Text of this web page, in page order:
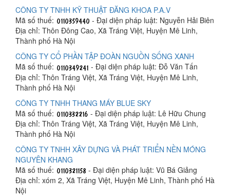
CÔNG TY TNHH KỸ THUẬT ĐĂNG KHOA P.A.V
Mã số thuế:
- Đại diện pháp luật: Nguyễn Hải Biên
Địa chỉ: Thôn Đông Cao, Xã Tráng Việt, Huyện Mê Linh,
Thành phố Hà Nội
CÔNG TY CỔ PHẦN TẬP ĐOÀN NGUỒN SỐNG XANH
Mã số thuế:
- Đại diện pháp luật: Đỗ Văn Tấn
Địa chỉ: Thôn Tráng Việt, Xã Tráng Việt, Huyện Mê Linh,
Thành phố Hà Nội
CÔNG TY TNHH THANG MÁY BLUE SKY
Mã số thuế:
- Đại diện pháp luật: Lê Hữu Chung
Địa chỉ: Thôn Tráng Việt, Xã Tráng Việt, Huyện Mê Linh,
Thành phố Hà Nội
CÔNG TY TNHH XÂY DỰNG VÀ PHÁT TRIỂN NỀN MÓNG
NGUYÊN KHANG
Mã số thuế:
- Đại diện pháp luật: Vũ Bá Giảng
Địa chỉ: xóm 2, Xã Tráng Việt, Huyện Mê Linh, Thành phố Hà
Nội